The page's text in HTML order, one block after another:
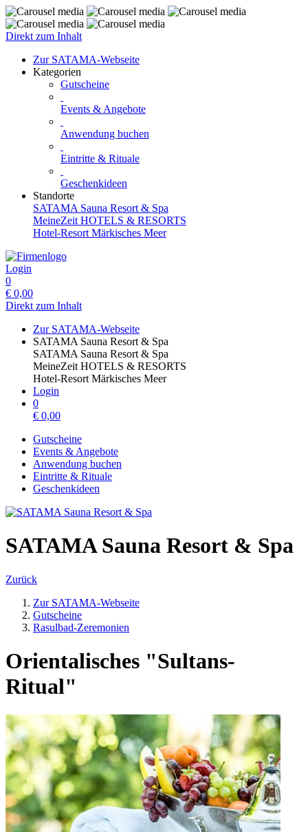
Direkt zum Inhalt
Zur SATAMA-Webseite
Kategorien
Gutscheine
Events & Angebote
Anwendung buchen
Eintritte & Rituale
Geschenkideen
Standorte
SATAMA Sauna Resort & Spa
MeineZeit HOTELS & RESORTS
Hotel-Resort Märkisches Meer
Login
0
€ 0,00
Direkt zum Inhalt
Zur SATAMA-Webseite
SATAMA Sauna Resort & Spa
SATAMA Sauna Resort & Spa
MeineZeit HOTELS & RESORTS
Hotel-Resort Märkisches Meer
Login
0
€ 0,00
Gutscheine
Events & Angebote
Anwendung buchen
Eintritte & Rituale
Geschenkideen
SATAMA Sauna Resort & Spa
Zurück
Zur SATAMA-Webseite
Gutscheine
Rasulbad-Zeremonien
Orientalisches "Sultans-
Ritual"